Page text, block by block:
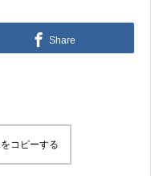
Share
コピーする